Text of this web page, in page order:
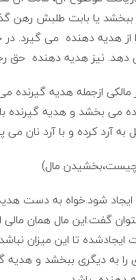
ببخشد یا بابت طلبش
از هدیه دهنده می ‌گیرد.
دهد. نیز هدیه دهنده حق
مالکی ازجمله هدیه
می بخشد و هدیه
به آرد کرده و با آرد نان
مال)
شود.خواه به دست
گفت.این مال همان
ایجادشده تا این میزان
را به دیگری ببخشد و هدیه